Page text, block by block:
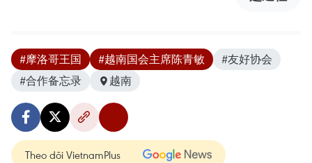
#摩洛哥王国 #越南国会主席陈青敏
#友好协会
#合作备忘录
越南
Theo dõi VietnamPlus